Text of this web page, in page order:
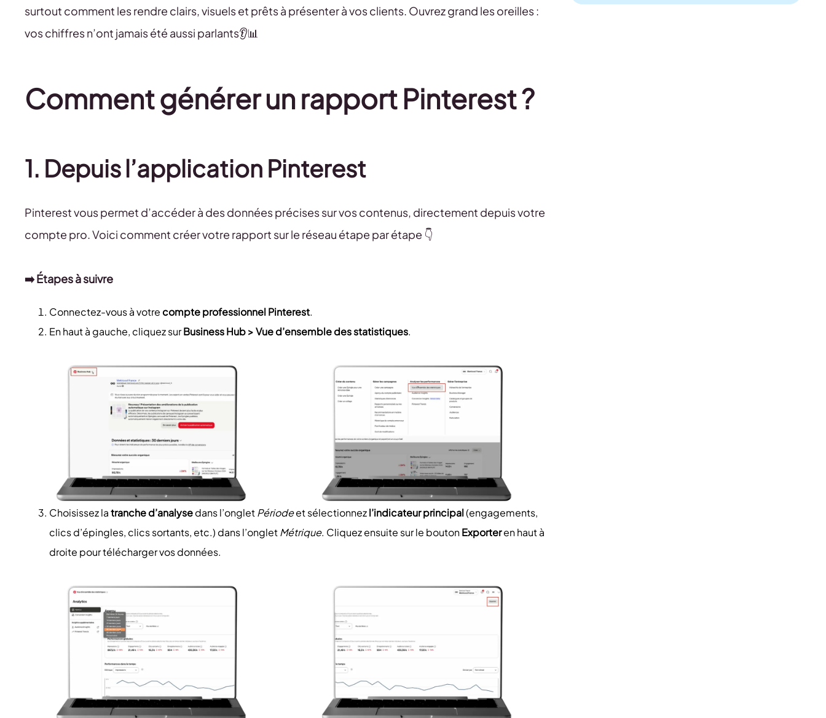
surtout comment les rendre clairs, visuels et prêts à présenter à vos clients. Ouvrez grand les oreilles :
vos chiffres n’ont jamais été aussi parlants👂📊
Comment générer un rapport Pinterest ?
1. Depuis l’application Pinterest
Pinterest vous permet d’accéder à des données précises sur vos contenus, directement depuis votre
compte pro. Voici comment créer votre rapport sur le réseau étape par étape 👇
➡️ Étapes à suivre
Connectez-vous à votrecompte professionnel Pinterest.
En haut à gauche, cliquez surBusiness Hub > Vue d’ensemble des statistiques.
Choisissez latranche d’analysedans l’ongletPériodeet sélectionnezl’indicateur principal(engagements,
clics d’épingles, clics sortants, etc.) dans l’ongletMétrique. Cliquez ensuite sur le boutonExporteren haut à
droite pour télécharger vos données.